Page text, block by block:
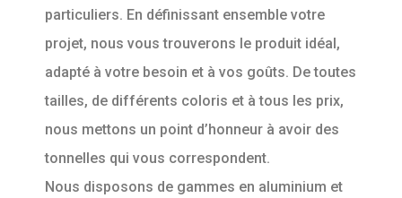
particuliers. En définissant ensemble votre
projet, nous vous trouverons le produit idéal,
adapté à votre besoin et à vos goûts. De toutes
tailles, de différents coloris et à tous les prix,
nous mettons un point d’honneur à avoir des
tonnelles qui vous correspondent.
Nous disposons de gammes en aluminium et